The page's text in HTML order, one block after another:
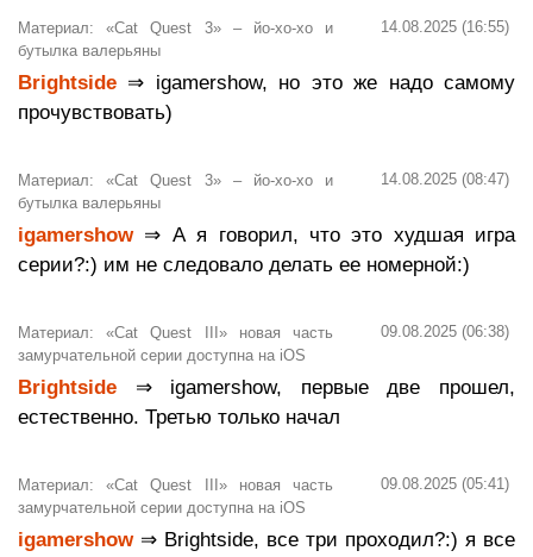
14.08.2025 (16:55)
Материал: «Cat Quest 3» – йо-хо-хо и
бутылка валерьяны
Brightside ⇒ igamershow, но это же надо самому
прочувствовать)
14.08.2025 (08:47)
Материал: «Cat Quest 3» – йо-хо-хо и
бутылка валерьяны
igamershow⇒ А я говорил, что это худшая игра
серии?:) им не следовало делать ее номерной:)
09.08.2025 (06:38)
Материал: «Cat Quest III» новая часть
замурчательной серии доступна на iOS
Brightside ⇒ igamershow, первые две прошел,
естественно. Третью только начал
09.08.2025 (05:41)
Материал: «Cat Quest III» новая часть
замурчательной серии доступна на iOS
igamershow⇒ Brightside, все три проходил?:) я все